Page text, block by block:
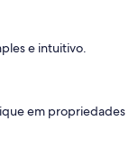
e intuitivo.
em propriedades